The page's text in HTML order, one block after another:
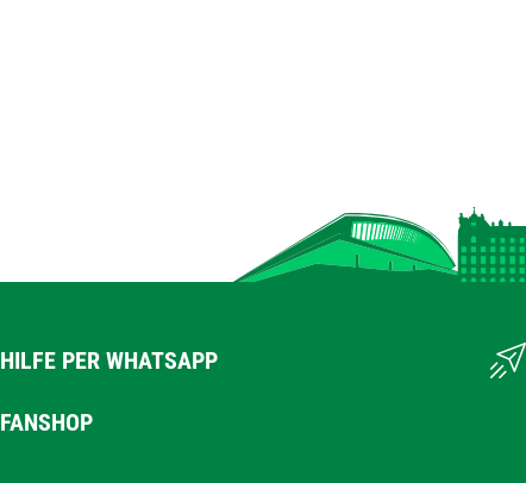
HILFE PER WHATSAPP
FANSHOP